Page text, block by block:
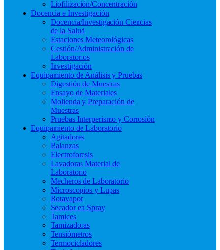
Liofilización/Concentración
Docencia e Investigación
Docencia/Investigación Ciencias
de la Salud
Estaciones Meteorológicas
Gestión/Administración de
Laboratorios
Investigación
Equipamiento de Análisis y Pruebas
Digestión de Muestras
Ensayo de Materiales
Molienda y Preparación de
Muestras
Pruebas Interperismo y Corrosión
Equipamiento de Laboratorio
Agitadores
Balanzas
Electroforesis
Lavadoras Material de
Laboratorio
Mecheros de Laboratorio
Microscopios y Lupas
Rotavapor
Secador en Spray
Tamices
Tamizadoras
Tensiómetros
Termocicladores